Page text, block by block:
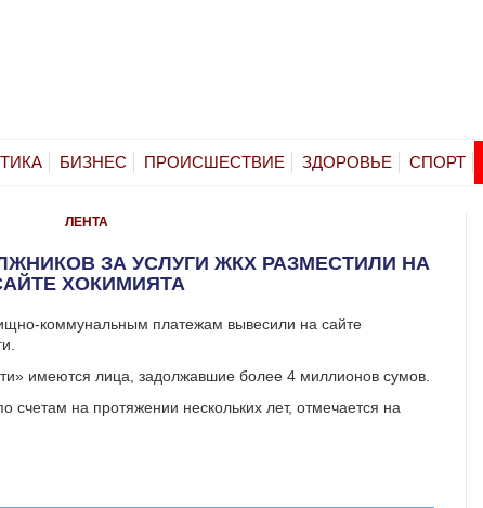
БИЗНЕС ПРОИСШЕСТВИЕ ЗДОРОВЬЕ СПОРТ
ЛЕНТА
ЗА УСЛУГИ ЖКХ РАЗМЕСТИЛИ НА
ХОКИМИЯТА
коммунальным платежам вывесили на сайте
имеются лица, задолжавшие более 4 миллионов сумов.
счетам на протяжении нескольких лет, отмечается на